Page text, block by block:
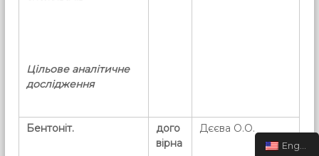
Цільове аналітичне
дослідження
Бентоніт.
дого
вірна
Дєєва О.О.
English